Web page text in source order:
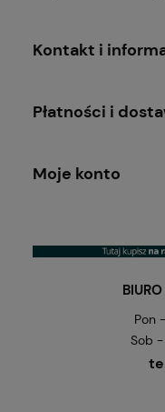
Kontakt i
Płatności i
Moje konto
Pon
Sob